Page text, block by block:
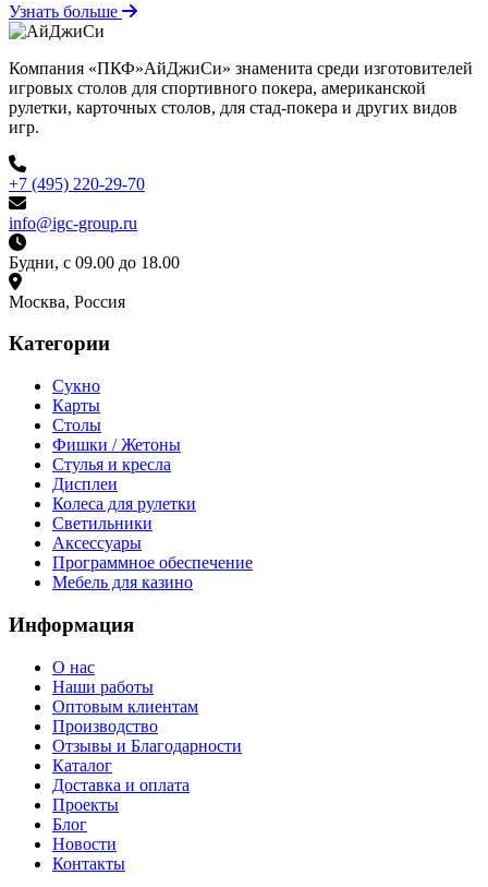
Узнать больше
Компания «ПКФ»АйДжиСи» знаменита среди изготовителей
игровых столов для спортивного покера, американской
рулетки, карточных столов, для стад-покера и других видов
игр.
+7 (495) 220-29-70
info@igc-group.ru
Будни, с 09.00 до 18.00
Москва, Россия
Категории
Сукно
Карты
Столы
Фишки / Жетоны
Стулья и кресла
Дисплеи
Колеса для рулетки
Светильники
Аксессуары
Программное обеспечение
Мебель для казино
Информация
О нас
Наши работы
Оптовым клиентам
Производство
Отзывы и Благодарности
Каталог
Доставка и оплата
Проекты
Блог
Новости
Контакты